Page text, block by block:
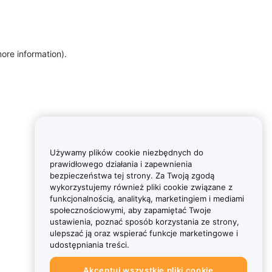
information).
Używamy plików cookie niezbędnych do
prawidłowego działania i zapewnienia
bezpieczeństwa tej strony. Za Twoją zgodą
wykorzystujemy również pliki cookie związane z
funkcjonalnością, analityką, marketingiem i mediami
społecznościowymi, aby zapamiętać Twoje
ustawienia, poznać sposób korzystania ze strony,
ulepszać ją oraz wspierać funkcje marketingowe i
udostępniania treści.